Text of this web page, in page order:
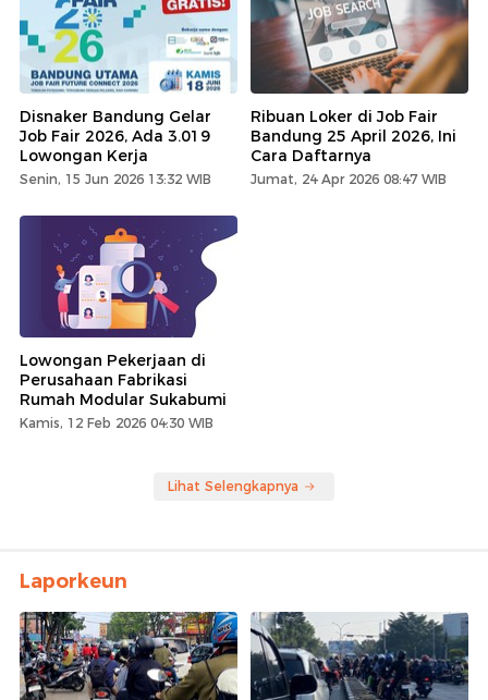
Disnaker Bandung Gelar
Job Fair 2026, Ada 3.019
Lowongan Kerja
Senin, 15 Jun 2026 13:32 WIB
Ribuan Loker di Job Fair
Bandung 25 April 2026, Ini
Cara Daftarnya
Jumat, 24 Apr 2026 08:47 WIB
Lowongan Pekerjaan di
Perusahaan Fabrikasi
Rumah Modular Sukabumi
Kamis, 12 Feb 2026 04:30 WIB
Lihat Selengkapnya
Laporkeun